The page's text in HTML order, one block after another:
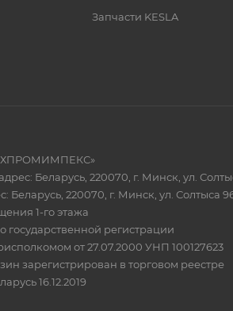
Запчасти KESLA
Беларусь, 220070, г. Минск, ул.
Беларусь, 220070, г. Минск, ул. Солтыса
1-го этажа
государственной регистрации
от 27.07.2000 УНП 100127623
зарегистрирован в торговом реестре
16.12.2019